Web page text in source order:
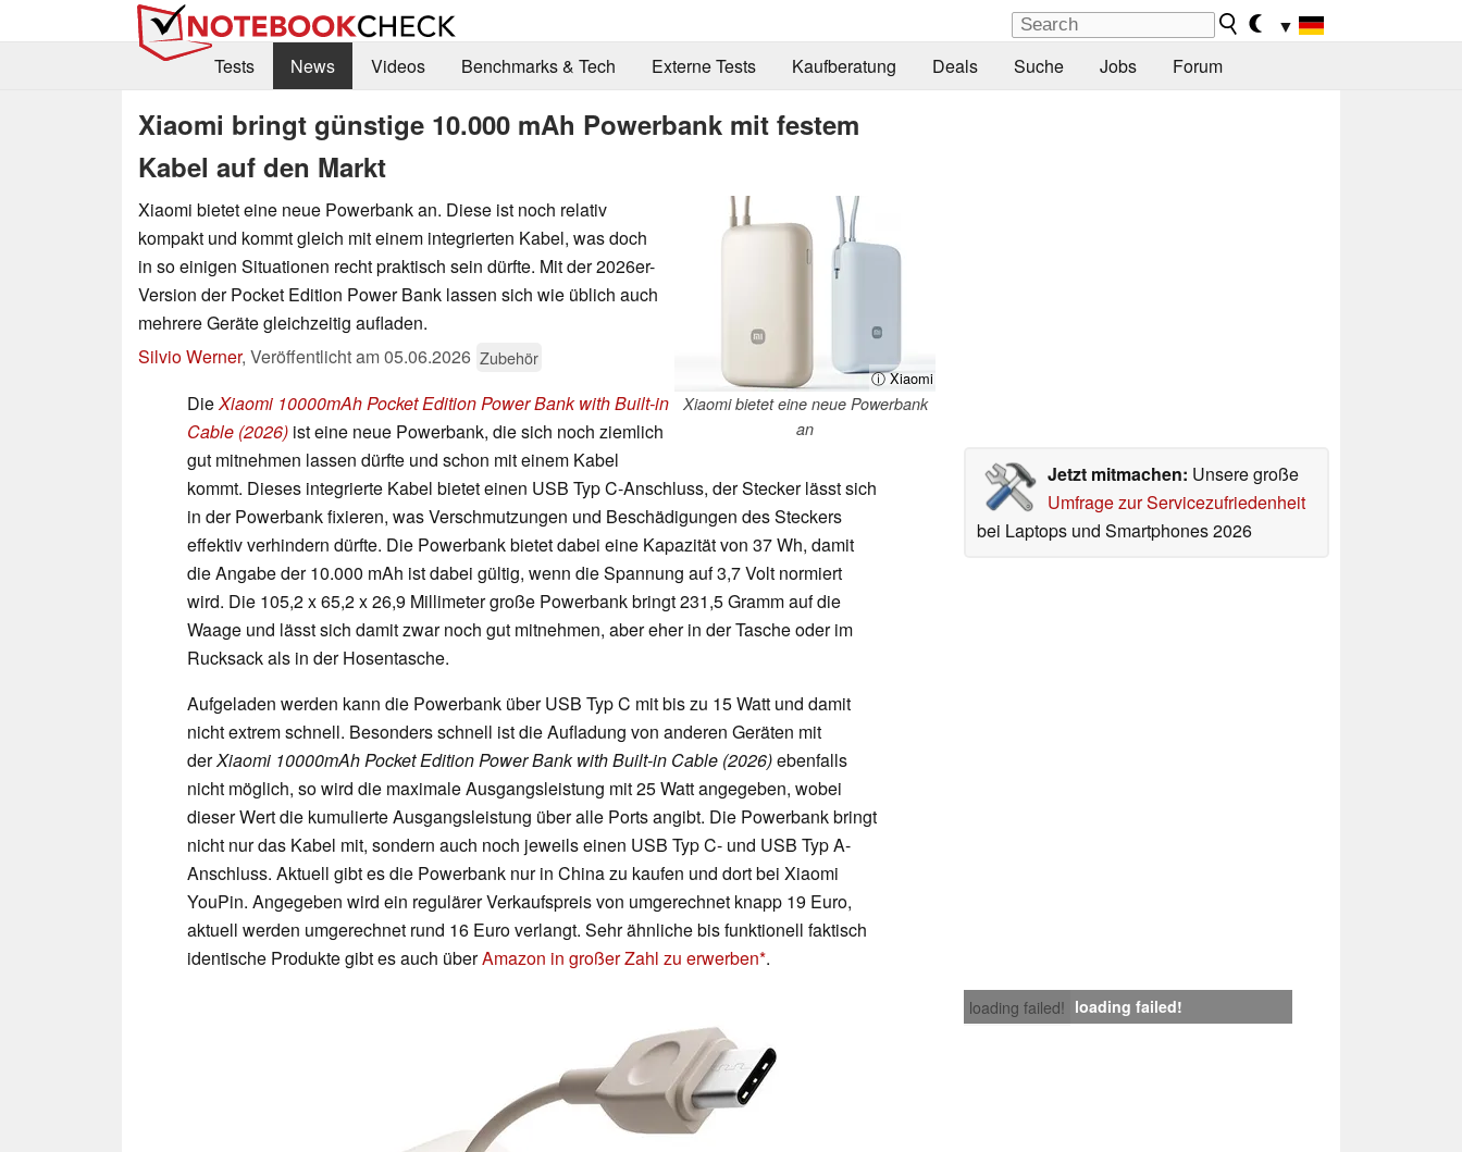
▼
Tests
News Videos Benchmarks & Tech Externe Tests Kaufberatung Deals Suche Jobs Forum
Xiaomi bringt günstige 10.000 mAh Powerbank mit festem
Kabel auf den Markt
ⓘ Xiaomi
Xiaomi bietet eine neue Powerbank
an
Xiaomi bietet eine neue Powerbank an. Diese ist noch relativ
kompakt und kommt gleich mit einem integrierten Kabel, was doch
in so einigen Situationen recht praktisch sein dürfte. Mit der 2026er-
Version der Pocket Edition Power Bank lassen sich wie üblich auch
mehrere Geräte gleichzeitig aufladen.
Silvio Werner, Veröffentlicht am05.06.2026 Zubehör
Jetzt mitmachen: Unsere große
Umfrage zur Servicezufriedenheit
bei Laptops und Smartphones 2026
DieXiaomi 10000mAh Pocket Edition Power Bank with Built-in
Cable (2026) ist eine neue Powerbank, die sich noch ziemlich
gut mitnehmen lassen dürfte und schon mit einem Kabel
kommt. Dieses integrierte Kabel bietet einen USB Typ C-Anschluss, der Stecker lässt sich
in der Powerbank fixieren, was Verschmutzungen und Beschädigungen des Steckers
effektiv verhindern dürfte. Die Powerbank bietet dabei eine Kapazität von 37 Wh, damit
die Angabe der 10.000 mAh ist dabei gültig, wenn die Spannung auf 3,7 Volt normiert
wird. Die 105,2 x 65,2 x 26,9 Millimeter große Powerbank bringt 231,5 Gramm auf die
Waage und lässt sich damit zwar noch gut mitnehmen, aber eher in der Tasche oder im
Rucksack als in der Hosentasche.
Aufgeladen werden kann die Powerbank über USB Typ C mit bis zu 15 Watt und damit
nicht extrem schnell. Besonders schnell ist die Aufladung von anderen Geräten mit
derXiaomi 10000mAh Pocket Edition Power Bank with Built-in Cable (2026)ebenfalls
nicht möglich, so wird die maximale Ausgangsleistung mit 25 Watt angegeben, wobei
dieser Wert die kumulierte Ausgangsleistung über alle Ports angibt. Die Powerbank bringt
nicht nur das Kabel mit, sondern auch noch jeweils einen USB Typ C- und USB Typ A-
Anschluss. Aktuell gibt es die Powerbank nur in China zu kaufen und dort bei Xiaomi
YouPin. Angegeben wird ein regulärer Verkaufspreis von umgerechnet knapp 19 Euro,
aktuell werden umgerechnet rund 16 Euro verlangt. Sehr ähnliche bis funktionell faktisch
identische Produkte gibt es auch überAmazon in großer Zahl zu erwerben .
loading failed! loading failed!